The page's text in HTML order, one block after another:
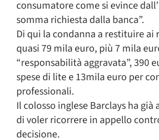
consumatore come si evince
somma richiesta dalla banca”.
Di qui la condanna a restituire ai
quasi 79 mila euro, più 7 mila
“responsabilità aggravata”, 390
spese di lite e 13mila euro per
professionali.
Il colosso inglese Barclays ha già
di voler ricorrere in appello
decisione.